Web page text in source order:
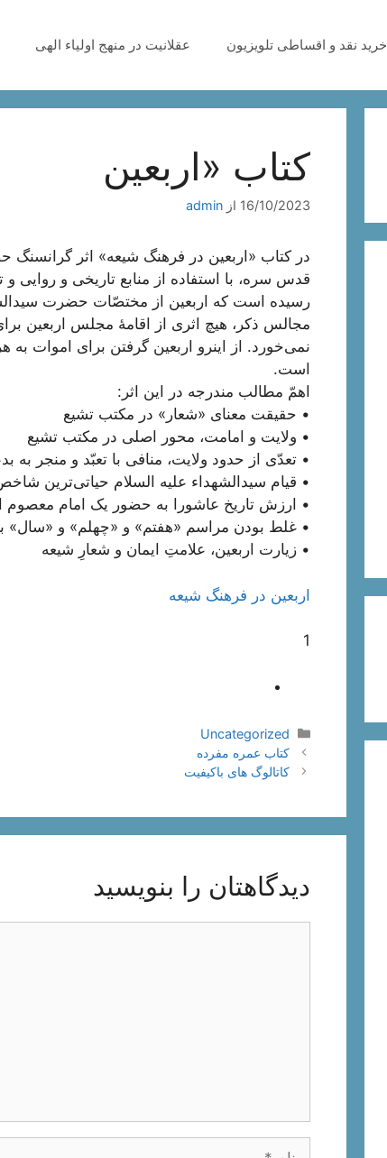
خرید نقد و اقساطی تلویزیون عقلانیت در منهج اولیاء الهی
کتاب «اربعین
16/10/2023 از admin
در کتاب «اربعین در فرهنگ شیعه» اثر
قدس سره، با استفاده از منابع تاريخى و
رسیده است که اربعین از مختصّات حضرت
مجالس ذکر، هیچ اثری از اقامۀ مجلس اربعین
نمى‌‏خورد. از اینرو اربعين گرفتن براى اموات
است.
اهمّ مطالب مندرجه در این اثر:
• حقیقت معنای «شعار» در مکتب تشیع
• ولایت و امامت، محور اصلی در مکتب تشیع
• تعدّی از حدود ولایت، منافی با تعبّد و منجر
• قیام سیدالشهداء علیه السلام حیاتی‌ترین
• ارزش تاریخ عاشورا به حضور یک امام
• غلط بودن مراسم «هفتم» و «چهلم» و «سال»
• زیارت اربعین، علامتِ ایمان و شعارِ شیعه
اربعین در فرهنگ شیعه
1
دسته‌ها
Uncategorized
ناوبری
نوشته‌ها
کتاب عمره مفرده
کاتالوگ های باکیفیت
دیدگاهتان را بنویسید